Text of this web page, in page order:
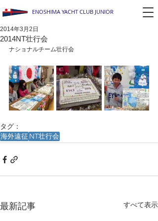
ENOSHIMA YACHT CLUB JUNIOR
2014NT壮行会
2014年3月2日
ナショナルチーム壮行会
タグ：
海外遠征 NT壮行会
最新記事 すべて表示